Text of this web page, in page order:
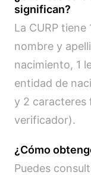
significan?
La CURP
nombre y
nacimiento, 1
entidad de
y 2 caracteres
verificador).
¿Cómo
Puedes